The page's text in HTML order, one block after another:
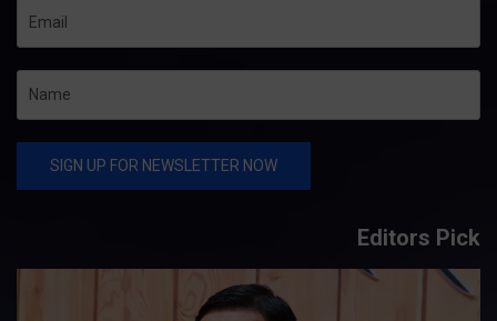
Editors Pick